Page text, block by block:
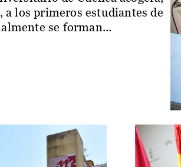
a los primeros estudiantes de
se forman...